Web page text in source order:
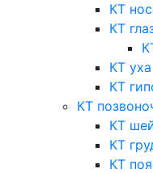
КТ
КТ
КТ уха
КТ
КТ
КТ
КТ
КТ